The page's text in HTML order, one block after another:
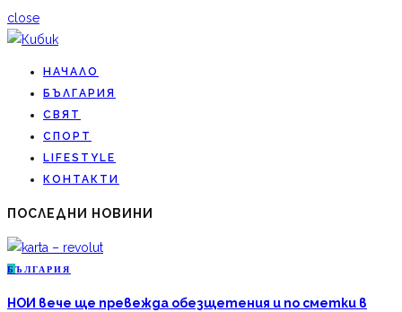
close
НАЧАЛО
БЪЛГАРИЯ
СВЯТ
СПОРТ
LIFESTYLE
КОНТАКТИ
ПОСЛЕДНИ НОВИНИ
Б ЪЛГАРИЯ
НОИ вече ще превежда обезщетения и по сметки в